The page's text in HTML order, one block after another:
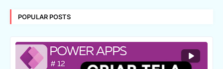
POPULAR POSTS